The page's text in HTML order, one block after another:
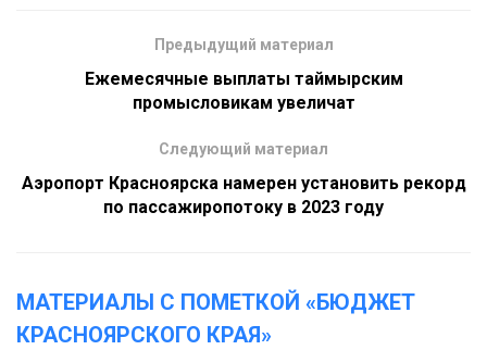
Предыдущий материал
Ежемесячные выплаты таймырским
промысловикам увеличат
Следующий материал
Аэропорт Красноярска намерен установить рекорд
по пассажиропотоку в 2023 году
МАТЕРИАЛЫ С ПОМЕТКОЙ «БЮДЖЕТ
КРАСНОЯРСКОГО КРАЯ»